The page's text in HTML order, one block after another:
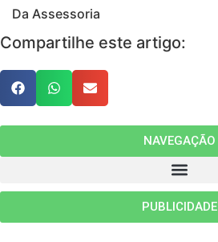
Da Assessoria
Compartilhe este artigo:
NAVEGAÇÃO
PUBLICIDADE